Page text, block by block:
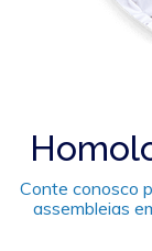
Conte conosco
assembleias